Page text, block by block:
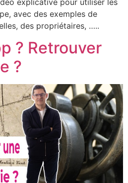
avec des exemples de
des propriétaires, …..
? Retrouver
?